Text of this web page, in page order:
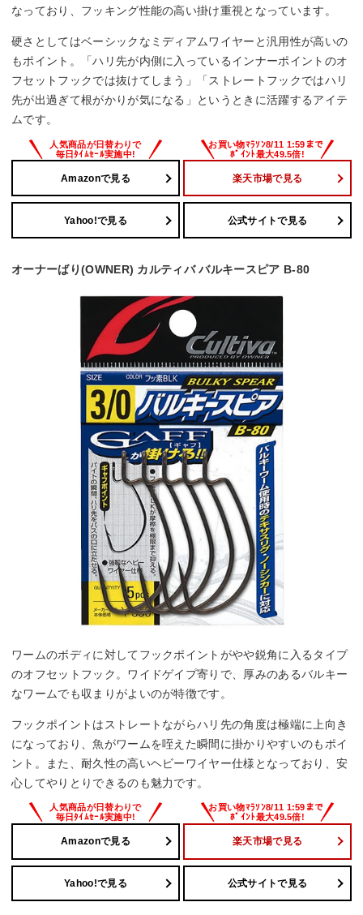
なっており、フッキング性能の高い掛け重視となっています。
硬さとしてはベーシックなミディアムワイヤーと汎用性が高いの
もポイント。「ハリ先が内側に入っているインナーポイントのオ
フセットフックでは抜けてしまう」「ストレートフックではハリ
先が出過ぎて根がかりが気になる」というときに活躍するアイテ
ムです。
Amazonで見る 楽天市場で見る
Yahoo!で見る 公式サイトで見る
オーナーばり(OWNER) カルティバ バルキースピア B-80
ワームのボディに対してフックポイントがやや鋭角に入るタイプ
のオフセットフック。ワイドゲイプ寄りで、厚みのあるバルキー
なワームでも収まりがよいのが特徴です。
フックポイントはストレートながらハリ先の角度は極端に上向き
になっており、魚がワームを咥えた瞬間に掛かりやすいのもポイ
ント。また、耐久性の高いヘビーワイヤー仕様となっており、安
心してやりとりできるのも魅力です。
Amazonで見る 楽天市場で見る
Yahoo!で見る 公式サイトで見る